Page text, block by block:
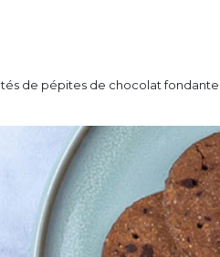
de pépites de chocolat